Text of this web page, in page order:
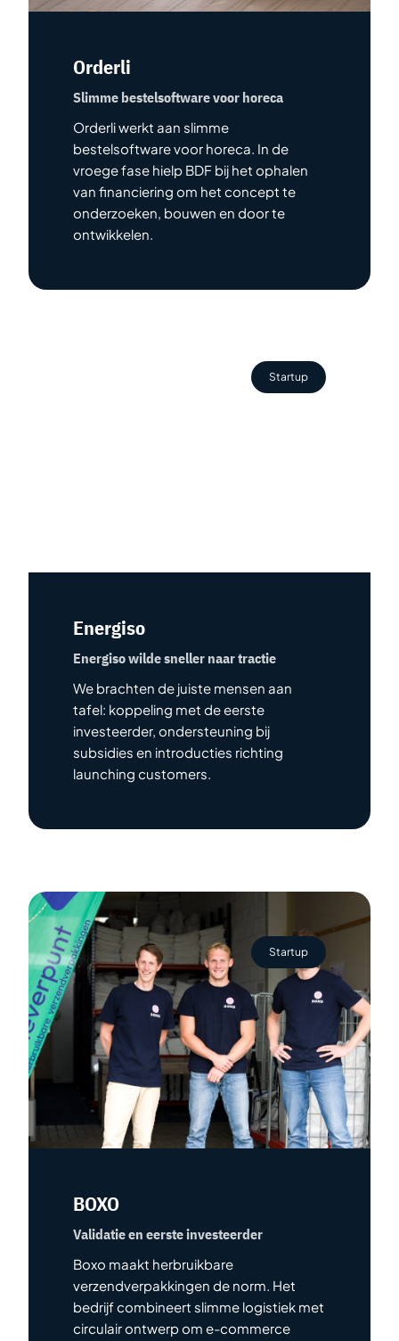
Orderli
Slimme bestelsoftware voor horeca
Orderli werkt aan slimme
bestelsoftware voor horeca. In de
vroege fase hielp BDF bij het ophalen
van financiering om het concept te
onderzoeken, bouwen en door te
ontwikkelen.
Startup
Energiso
Energiso wilde sneller naar tractie
We brachten de juiste mensen aan
tafel: koppeling met de eerste
investeerder, ondersteuning bij
subsidies en introducties richting
launching customers.
Startup
BOXO
Validatie en eerste investeerder
Boxo maakt herbruikbare
verzendverpakkingen de norm. Het
bedrijf combineert slimme logistiek met
circulair ontwerp om e-commerce